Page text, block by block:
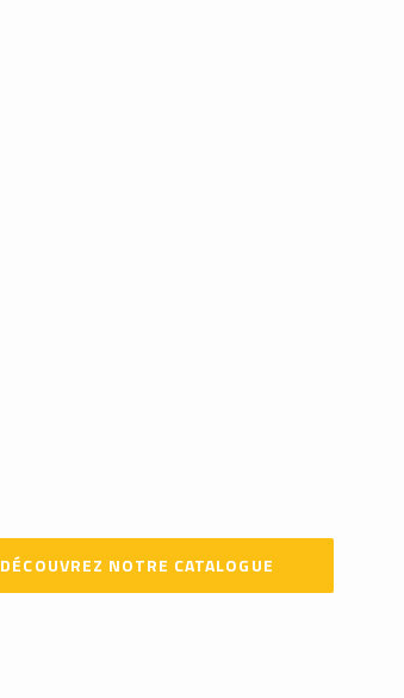
DÉCOUVREZ NOTRE CATALOGUE